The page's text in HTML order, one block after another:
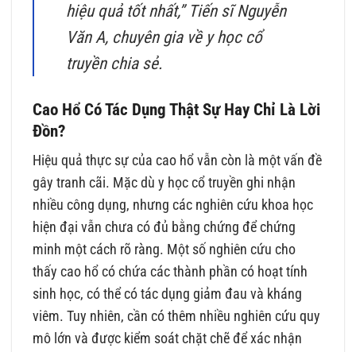
hiệu quả tốt nhất,” Tiến sĩ Nguyễn
Văn A, chuyên gia về y học cổ
truyềnchia sẻ.
Cao Hổ Có Tác Dụng Thật Sự Hay Chỉ Là Lời
Đồn?
Hiệu quả thực sự của cao hổ vẫn còn là một vấn đề
gây tranh cãi. Mặc dù y học cổ truyền ghi nhận
nhiều công dụng, nhưng các nghiên cứu khoa học
hiện đại vẫn chưa có đủ bằng chứng để chứng
minh một cách rõ ràng. Một số nghiên cứu cho
thấy cao hổ có chứa các thành phần có hoạt tính
sinh học, có thể có tác dụng giảm đau và kháng
viêm. Tuy nhiên, cần có thêm nhiều nghiên cứu quy
mô lớn và được kiểm soát chặt chẽ để xác nhận